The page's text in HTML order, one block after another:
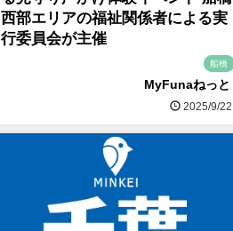
西部エリアの福祉関係者による実
行委員会が主催
船橋
MyFunaねっと
2025/9/22